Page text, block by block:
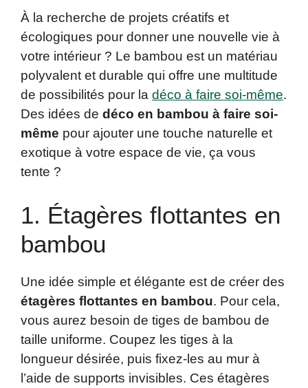
À la recherche de projets créatifs et
écologiques pour donner une nouvelle vie à
votre intérieur ? Le bambou est un matériau
polyvalent et durable qui offre une multitude
de possibilités pour la déco à faire soi-même.
Des idées de déco en bambou à faire soi-
même pour ajouter une touche naturelle et
exotique à votre espace de vie, ça vous
tente ?
1. Étagères flottantes en
bambou
Une idée simple et élégante est de créer des
étagères flottantes en bambou. Pour cela,
vous aurez besoin de tiges de bambou de
taille uniforme. Coupez les tiges à la
longueur désirée, puis fixez-les au mur à
l’aide de supports invisibles. Ces étagères